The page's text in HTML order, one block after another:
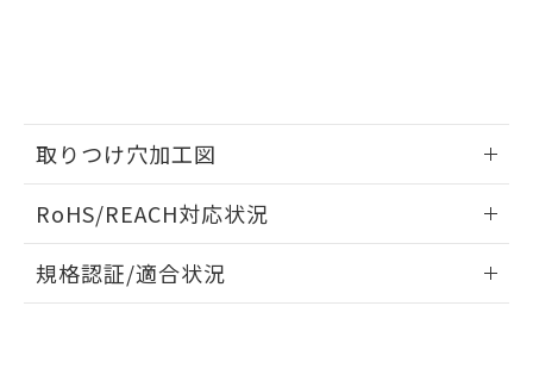
取りつけ穴加工図
RoHS/REACH対応状況
EU RoHS 注意事項・凡例
規格認証/適合状況
示しないようお願いします。
マイパーツ機能（部品リスト作成サー
ビス）をご利用いただくには、I-Web
メンバーズにご登録されている必要が
あります。
登録された部品リストについて、当社
および当社の共同利用者が、当社の製
部品在庫の切り替え状況などにより、予定
月が前後することがあります。
※3 非含有証明書ダウンロード
準値以下であることを示します。
「10」：通常の使用状況下において有害物
質が外部に漏えいし、環境に深刻な影響を
「－」：未確認です。当社販売部門へお問
い合わせください。
該第三者に通知します。また当社は、
販売先および販売に係わる関係者が違
法に輸出するおそれがある場合は、取
空
白
受注生産機種、また在庫状況の
情報を公開していない機種